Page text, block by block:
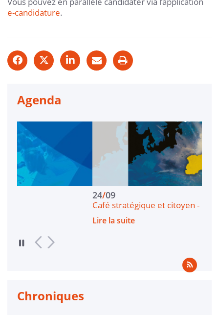
e-candidature.
Agenda
Café stratégique et citoyen - Lorient - Le conflit…
Chroniques